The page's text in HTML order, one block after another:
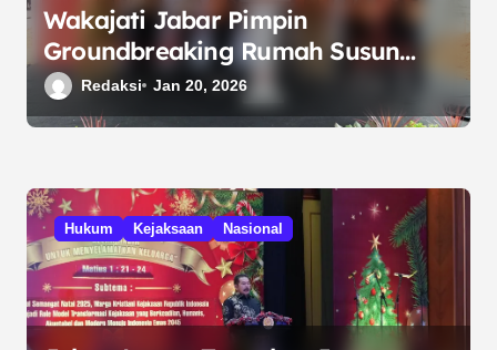
Wakajati Jabar Pimpin
Groundbreaking Rumah Susun
Kejati, Dukung Program Nasional 3
Juta Rumah
Redaksi Jan 20, 2026
Hukum Kejaksaan Nasional